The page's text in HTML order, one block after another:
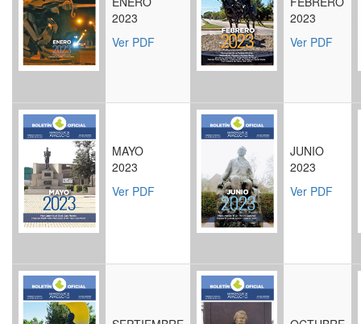
2023
Ver PDF
2023
Ver PDF
MAYO
2023
Ver PDF
JUNIO
2023
Ver PDF